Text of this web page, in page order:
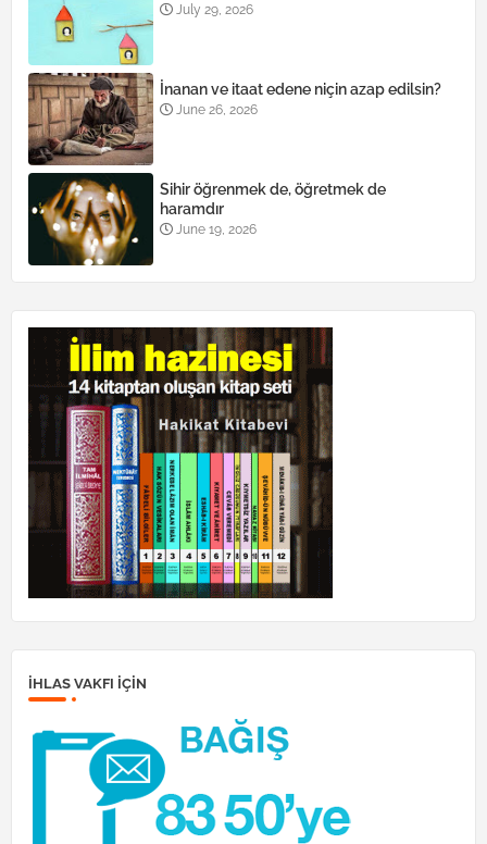
July 29, 2026
İnanan ve itaat edene niçin azap edilsin?
June 26, 2026
Sihir öğrenmek de, öğretmek de
haramdır
June 19, 2026
İHLAS VAKFI IÇIN